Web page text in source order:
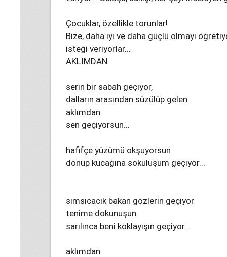
Çocuklar, özellikle torunlar!
Bize, daha iyi ve daha güçlü olmayı
isteği veriyorlar...
AKLIMDAN
serin bir sabah geçiyor,
dalların arasından süzülüp gelen
aklımdan
sen geçiyorsun...
hafifçe yüzümü okşuyorsun
dönüp kucağına sokuluşum geçiyor...
sımsıcacık bakan gözlerin geçiyor
tenime dokunuşun
sarılınca beni koklayışın geçiyor...
aklımdan